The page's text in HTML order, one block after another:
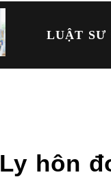
LUẬT SƯ
Ly hôn